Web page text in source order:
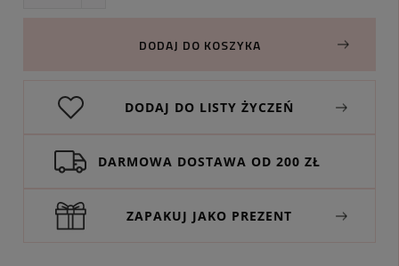
DODAJ DO KOSZYKA
DODAJ DO LISTY ŻYCZEŃ
DARMOWA DOSTAWA OD 200 ZŁ
ZAPAKUJ JAKO PREZENT